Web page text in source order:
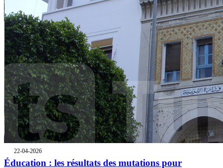
22-04-2026
Éducation : les résultats des mutations pour